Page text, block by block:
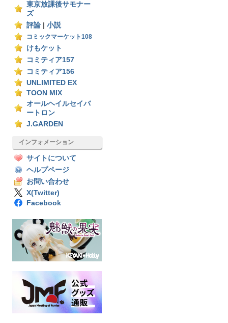
東京放課後サモナー
ズ
評論
小説
コミックマーケット108
けもケット
コミティア157
コミティア156
UNLIMITED EX
TOON MIX
オールヘイルセイバ
ートロン
J.GARDEN
インフォメーション
サイトについて
ヘルプページ
お問い合わせ
X(Twitter)
Facebook